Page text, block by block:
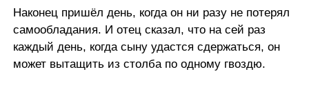
Наконец пришёл день, когда он ни разу не потерял
самообладания. И отец сказал, что на сей раз
каждый день, когда сыну удастся сдержаться, он
может вытащить из столба по одному гвоздю.